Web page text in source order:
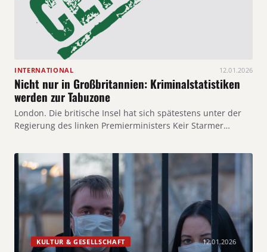
INTERNATIONAL 12.01.2026
Nicht nur in Großbritannien: Kriminalstatistiken
werden zur Tabuzone
London. Die britische Insel hat sich spätestens unter der
Regierung des linken Premierministers Keir Starmer…
KULTUR & GESELLSCHAFT 12.01.2026